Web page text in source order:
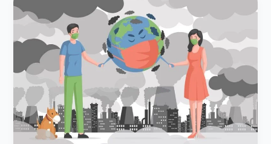
Between
Air
Pollution
and
Allergy